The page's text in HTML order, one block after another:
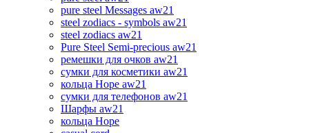
pure steel Messages aw21
steel zodiacs - symbols aw21
steel zodiacs aw21
Pure Steel Semi-precious aw21
ремешки для очков aw21
сумки для косметики aw21
кольца Hope aw21
сумки для телефонов aw21
Шарфы aw21
кольца Hope